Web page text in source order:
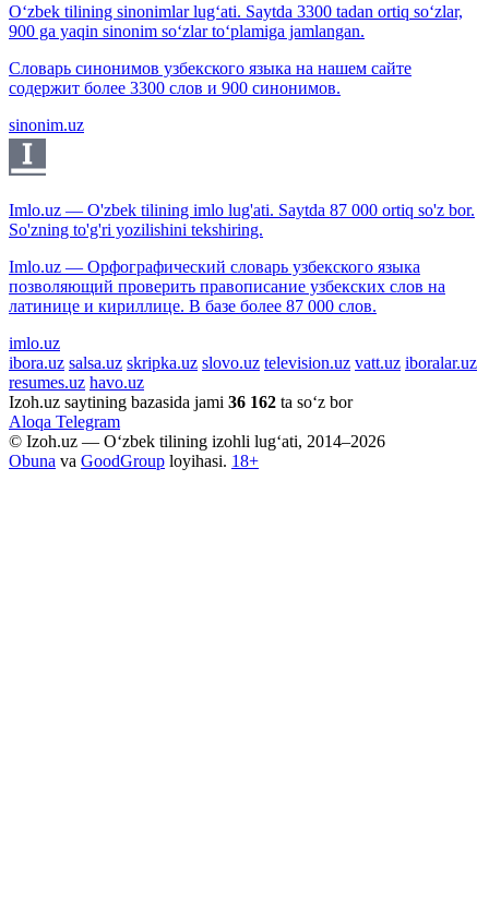
O‘zbek tilining sinonimlar lug‘ati. Saytda 3300 tadan ortiq so‘zlar,
900 ga yaqin sinonim so‘zlar to‘plamiga jamlangan.
Словарь синонимов узбекского языка на нашем сайте
содержит более 3300 слов и 900 синонимов.
sinonim.uz
Imlo.uz — O'zbek tilining imlo lug'ati. Saytda 87 000 ortiq so'z bor.
So'zning to'g'ri yozilishini tekshiring.
Imlo.uz — Орфографический словарь узбекского языка
позволяющий проверить правописание узбекских слов на
латинице и кириллице. В базе более 87 000 слов.
imlo.uz
ibora.uz salsa.uz skripka.uz slovo.uz television.uz vatt.uz iboralar.uz
resumes.uz havo.uz
Izoh.uz saytining bazasida jami 36 162 ta so‘z bor
Aloqa Telegram
© Izoh.uz — O‘zbek tilining izohli lug‘ati, 2014–2026
Obuna va GoodGroup loyihasi. 18+